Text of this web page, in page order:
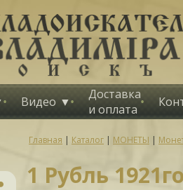
Видео
Доставка
и оплата
Главная | Каталог | МОНЕТЫ |
1 Рубль